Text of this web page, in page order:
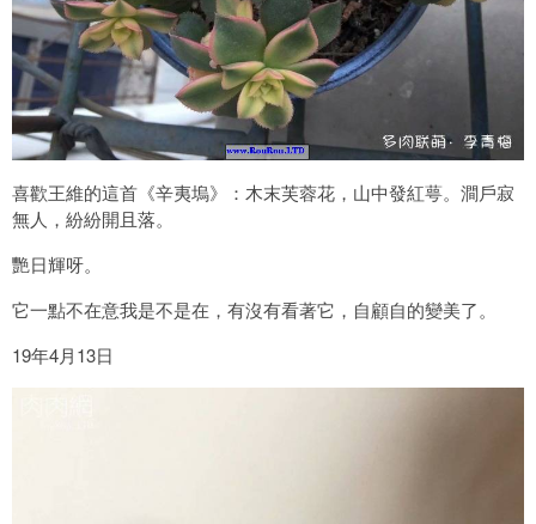
喜歡王維的這首《辛夷塢》：木末芙蓉花，山中發紅萼。澗戶寂
無人，紛紛開且落。
艷日輝呀。
它一點不在意我是不是在，有沒有看著它，自顧自的變美了。
19年4月13日